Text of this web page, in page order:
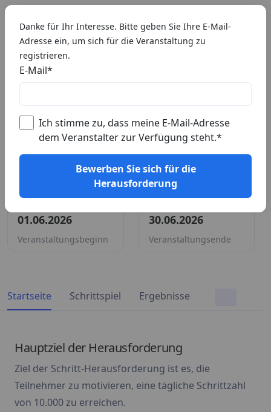
Schritt für Schritt Juni 2026
DistantRace
01.06.2026
Veranstaltungsbeginn
30.06.2026
Veranstaltungsende
Startseite Schrittspiel Ergebnisse
Hauptziel der Herausforderung
Ziel der Schritt-Herausforderung ist es, die
Teilnehmer zu motivieren, eine tägliche Schrittzahl
von 10.000 zu erreichen.
Danke für Ihr Interesse. Bitte geben Sie Ihre E-Mail-
Adresse ein, um sich für die Veranstaltung zu
registrieren.
E-Mail*
Ich stimme zu, dass meine E-Mail-Adresse
dem Veranstalter zur Verfügung steht.*
Bewerben Sie sich für die
Herausforderung